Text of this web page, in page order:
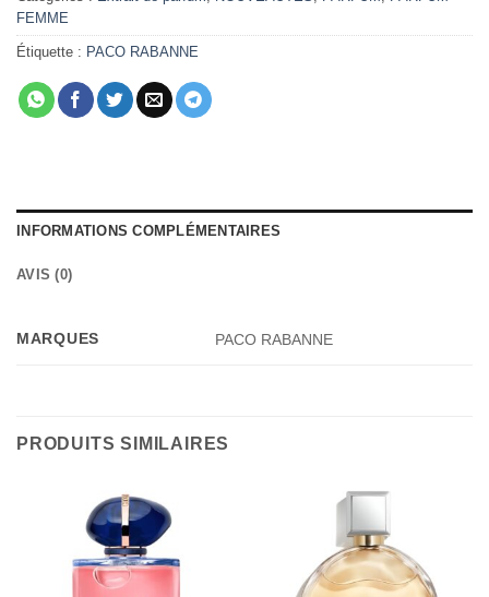
FEMME
Étiquette : PACO RABANNE
INFORMATIONS COMPLÉMENTAIRES
AVIS (0)
MARQUES PACO RABANNE
PRODUITS SIMILAIRES